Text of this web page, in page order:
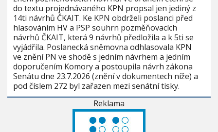
do textu projednávaného KPN propsal jen jediný z
14ti návrhů ČKAIT. Ke KPN obdrželi poslanci před
hlasováním HV a PSP souhrn pozměňovacích
návrhů ČKAIT, která 9 návrhů předložila a k 5ti se
vyjádřila. Poslanecká sněmovna odhlasovala KPN
ve znění PN ve shodě s jedním návrhem a jedním
doporučením Komory a postoupila návrh zákona
Senátu dne 23.7.2026 (znění v dokumentech níže) a
pod číslem 272 byl zařazen mezi senátní tisky.
Reklama